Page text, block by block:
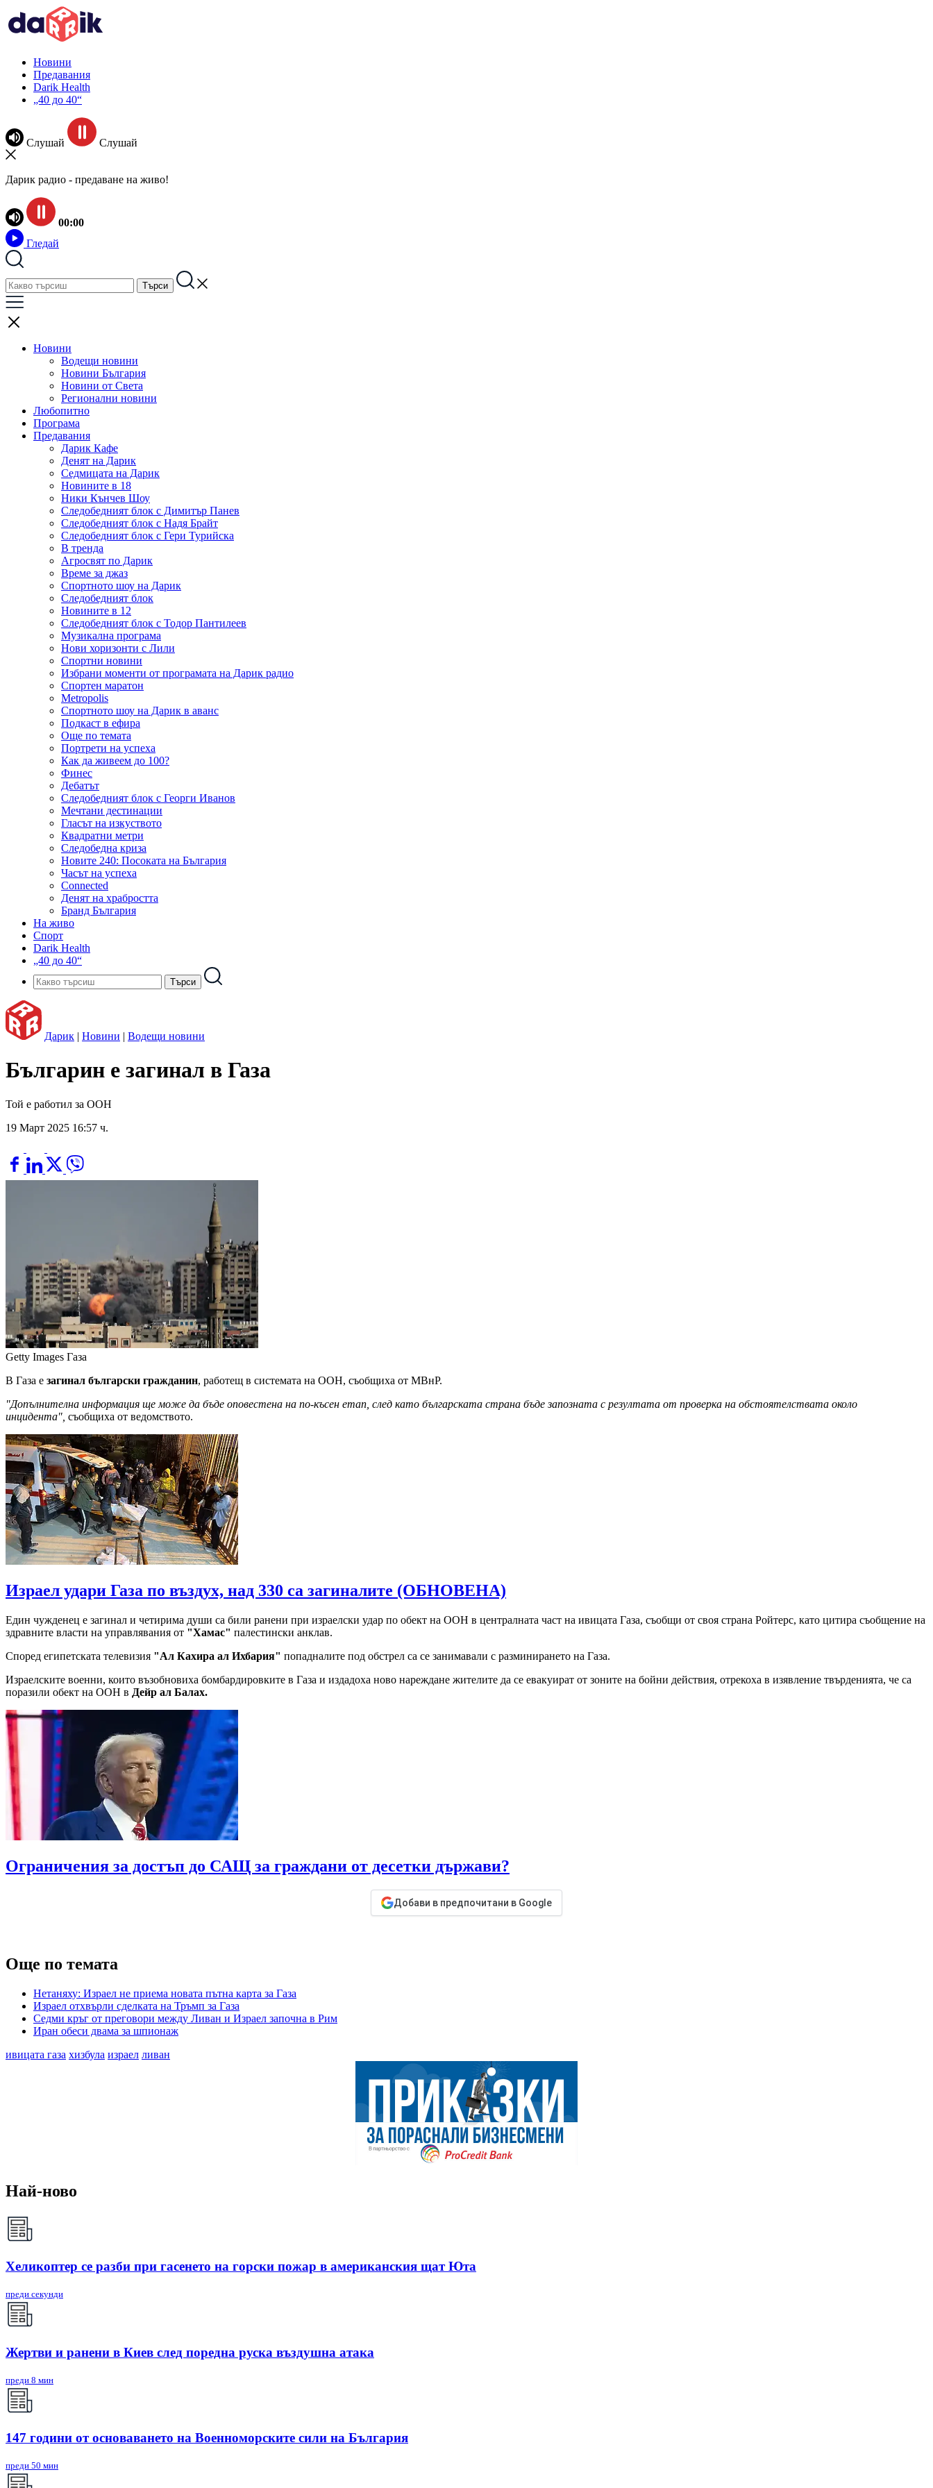
Новини
Предавания
Darik Health
„40 до 40“
Слушай Слушай
Дарик радио - предаване на живо!
00:00
Гледай
Новини
Водещи новини
Новини България
Новини от Света
Регионални новини
Любопитно
Програма
Предавания
Дарик Кафе
Денят на Дарик
Седмицата на Дарик
Новините в 18
Ники Кънчев Шоу
Следобедният блок с Димитър Панев
Следобедният блок с Надя Брайт
Следобедният блок с Гери Турийска
В тренда
Агросвят по Дарик
Време за джаз
Спортното шоу на Дарик
Следобедният блок
Новините в 12
Следобедният блок с Тодор Пантилеев
Музикална програма
Нови хоризонти с Лили
Спортни новини
Избрани моменти от програмата на Дарик радио
Спортен маратон
Metropolis
Спортното шоу на Дарик в аванс
Подкаст в ефира
Още по темата
Портрети на успеха
Как да живеем до 100?
Финес
Дебатът
Следобедният блок с Георги Иванов
Мечтани дестинации
Гласът на изкуството
Квадратни метри
Следобедна криза
Новите 240: Посоката на България
Часът на успеха
Connected
Денят на храбростта
Бранд България
На живо
Спорт
Darik Health
„40 до 40“
Дарик | Новини | Водещи новини
Българин е загинал в Газа
Той е работил за ООН
19 Март 2025 16:57 ч.
Getty Images Газа
В Газа е загинал български гражданин, работещ в системата на ООН, съобщиха от МВнР.
"Допълнителна информация ще може да бъде оповестена на по-късен етап, след като българската страна бъде запозната с резултата от проверка на обстоятелствата около
инцидента", съобщиха от ведомството.
Израел удари Газа по въздух, над 330 са загиналите (ОБНОВЕНА)
Един чужденец е загинал и четирима души са били ранени при израелски удар по обект на ООН в централната част на ивицата Газа, съобщи от своя страна Ройтерс, като цитира съобщение на
здравните власти на управлявания от "Хамас" палестински анклав.
Според египетската телевизия "Ал Кахира ал Ихбария" попадналите под обстрел са се занимавали с разминирането на Газа.
Израелските военни, които възобновиха бомбардировките в Газа и издадоха ново нареждане жителите да се евакуират от зоните на бойни действия, отрекоха в изявление твърденията, че са
поразили обект на ООН в Дейр ал Балах.
Ограничения за достъп до САЩ за граждани от десетки държави?
Добави в предпочитани в Google
Още по темата
Нетаняху: Израел не приема новата пътна карта за Газа
Израел отхвърли сделката на Тръмп за Газа
Седми кръг от преговори между Ливан и Израел започна в Рим
Иран обеси двама за шпионаж
ивицата газа хизбула израел ливан
Най-ново
Хеликоптер се разби при гасенето на горски пожар в американския щат Юта
преди секунди
Жертви и ранени в Киев след поредна руска въздушна атака
преди 8 мин
147 години от основаването на Военноморските сили на България
преди 50 мин